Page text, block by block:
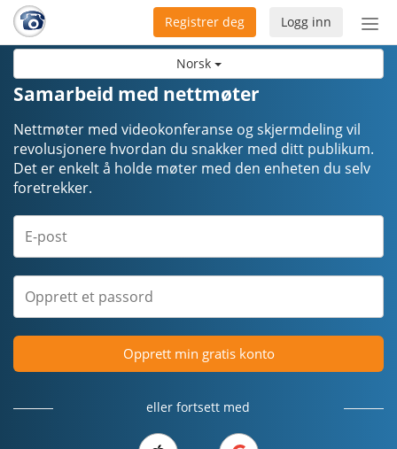
Norsk
Bytt
Logg inn
Registrer deg
Samarbeid med nettmøter
Nettmøter med videokonferanse og skjermdeling vil
revolusjonere hvordan du snakker med ditt publikum.
Det er enkelt å holde møter med den enheten du selv
foretrekker.
Opprett min gratis konto
eller fortsett med